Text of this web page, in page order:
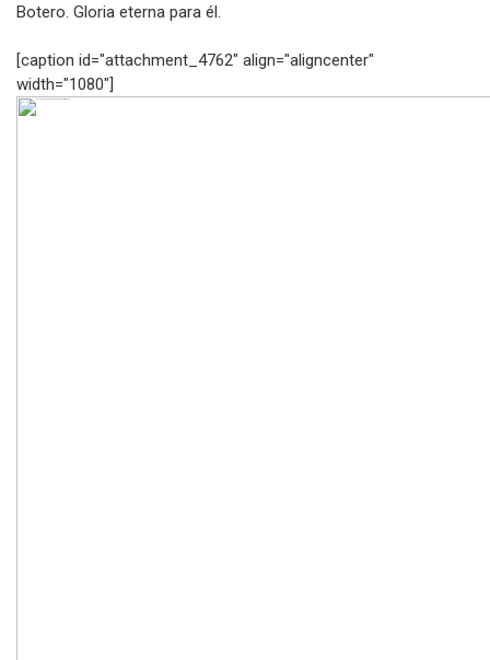
Botero. Gloria eterna para él.
[caption id="attachment_4762" align="aligncenter"
width="1080"]